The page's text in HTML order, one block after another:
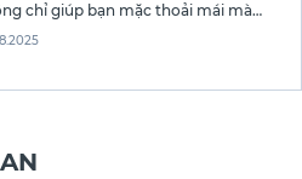
chỉ giúp bạn mặc thoải mái mà
nâng tầm phong cách. Dù bạn yêu